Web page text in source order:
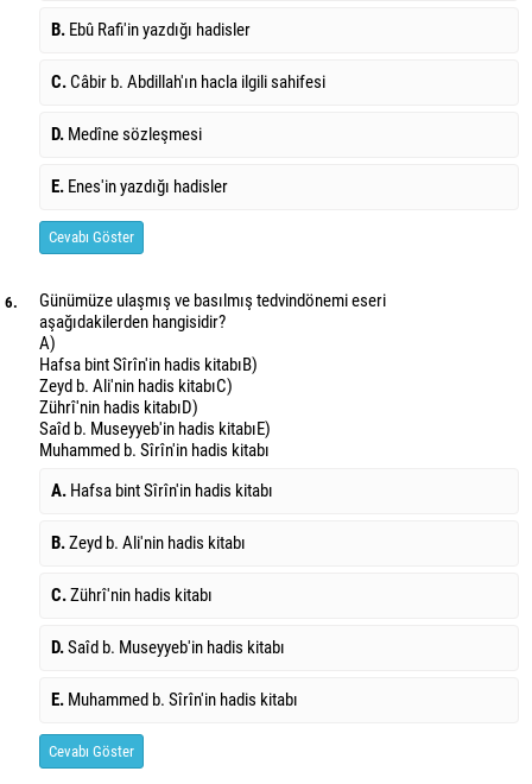
B. Ebû Rafi'in yazdığı hadisler
C.Câbir b. Abdillah'ın hacla ilgili sahifesi
D. Medîne sözleşmesi
E. Enes'in yazdığı hadisler
Cevabı Göster
6. Günümüze ulaşmış ve basılmış tedvindönemi eseri
aşağıdakilerden hangisidir?
A)
Hafsa bint Sîrîn'in hadis kitabıB)
Zeyd b. Ali'nin hadis kitabıC)
Zührî'nin hadis kitabıD)
Saîd b. Museyyeb'in hadis kitabıE)
Muhammed b. Sîrîn'in hadis kitabı
A. Hafsa bint Sîrîn'in hadis kitabı
B.Zeyd b. Ali'nin hadis kitabı
C.Zührî'nin hadis kitabı
D.Saîd b. Museyyeb'in hadis kitabı
E. Muhammed b. Sîrîn'in hadis kitabı
Cevabı Göster